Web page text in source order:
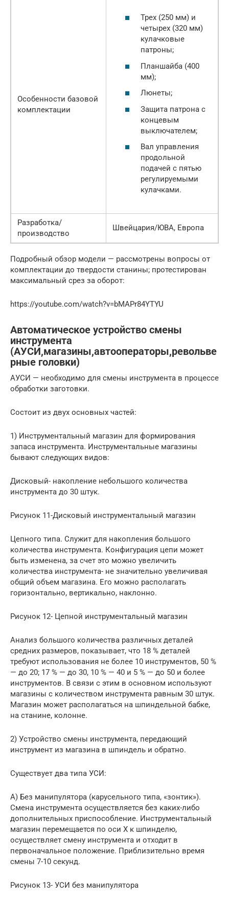
Особенности базовой
комплектации
Трех (250 мм) и
четырех (320 мм)
кулачковые
патроны;
Планшайба (400
мм);
Люнеты;
Защита патрона с
концевым
выключателем;
Вал управления
продольной
подачей с пятью
регулируемыми
кулачками.
Разработка/
производство
Швейцария/ЮВА, Европа
Подробный обзор модели — рассмотрены вопросы от
комплектации до твердости станины; протестирован
максимальный срез за оборот:
https://youtube.com/watch?v=bMAPr84YTYU
Автоматическое устройство смены
инструмента
(АУСИ,магазины,автооператоры,револьве
рные головки)
АУСИ — необходимо для смены инструмента в процессе
обработки заготовки.
Состоит из двух основных частей:
1) Инструментальный магазин для формирования
запаса инструмента. Инструментальные магазины
бывают следующих видов:
Дисковый- накопление небольшого количества
инструмента до 30 штук.
Рисунок 11-Дисковый инструментальный магазин
Цепного типа. Служит для накопления большого
количества инструмента. Конфигурация цепи может
быть изменена, за счет это можно увеличить
количества инструмента- не значительно увеличивая
общий объем магазина. Его можно располагать
горизонтально, вертикально, наклонно.
Рисунок 12- Цепной инструментальный магазин
Анализ большого количества различных деталей
средних размеров, показывает, что 18 % деталей
требуют использования не более 10 инструментов, 50 %
— до 20; 17 % — до 30, 10 % — 40 и 5 % — до 50 и более
инструментов. В связи с этим в основном используют
магазины с количеством инструмента равным 30 штук.
Магазин может располагаться на шпиндельной бабке,
на станине, колонне.
2) Устройство смены инструмента, передающий
инструмент из магазина в шпиндель и обратно.
Существует два типа УСИ:
А) Без манипулятора (карусельного типа, «зонтик»).
Смена инструмента осуществляется без каких-либо
дополнительных приспособление. Инструментальный
магазин перемещается по оси Х к шпинделю,
осуществляет смену инструмента и отходит в
первоначальное положение. Приблизительно время
смены 7-10 секунд.
Рисунок 13- УСИ без манипулятора